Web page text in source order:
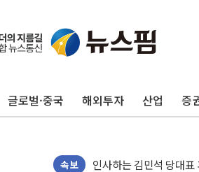
글로벌·중국 해외투자 산업 증
속보
포항시 재난예산 40억
울진·영덕 '호우특보'-
[종합] 김민석, 정청래
인천 합동연설회 나선
인사하는 김민석 당대표